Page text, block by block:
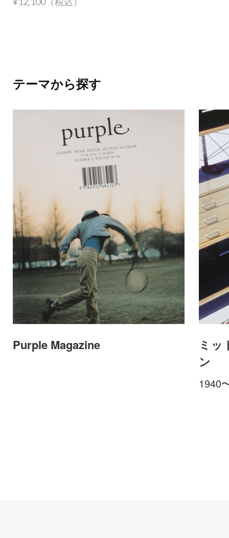
テーマから探す
Purple Magazine
ミッ
ン
1940